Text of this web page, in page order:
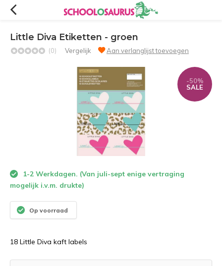
Little Diva Etiketten - groen
(0) Vergelijk Aan verlanglijst toevoegen
-50%
SALE
1-2 Werkdagen. (Van juli-sept enige vertraging
mogelijk i.v.m. drukte)
Op voorraad
18 Little Diva kaft labels